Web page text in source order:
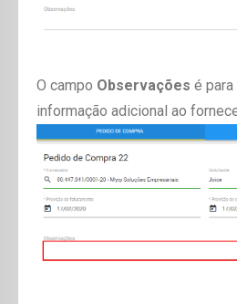
O campo Observações é
informação adicional ao